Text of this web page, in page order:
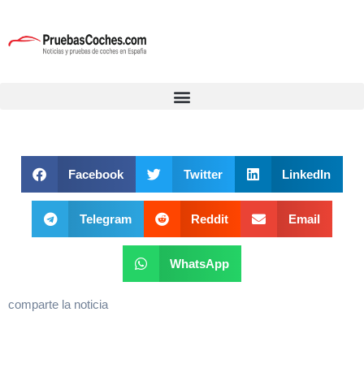
Facebook Twitter LinkedIn
Telegram Reddit Email
WhatsApp
comparte la noticia